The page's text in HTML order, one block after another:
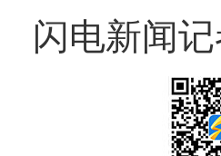
闪电新闻